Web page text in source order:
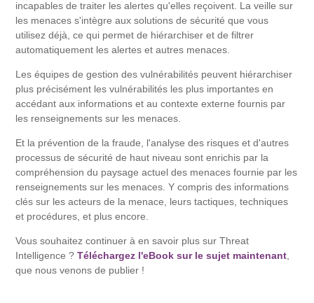
incapables de traiter les alertes qu'elles reçoivent. La veille sur
les menaces s'intègre aux solutions de sécurité que vous
utilisez déjà, ce qui permet de hiérarchiser et de filtrer
automatiquement les alertes et autres menaces.
Les équipes de gestion des vulnérabilités peuvent hiérarchiser
plus précisément les vulnérabilités les plus importantes en
accédant aux informations et au contexte externe fournis par
les renseignements sur les menaces.
Et la prévention de la fraude, l'analyse des risques et d'autres
processus de sécurité de haut niveau sont enrichis par la
compréhension du paysage actuel des menaces fournie par les
renseignements sur les menaces. Y compris des informations
clés sur les acteurs de la menace, leurs tactiques, techniques
et procédures, et plus encore.
Vous souhaitez continuer à en savoir plus sur Threat
Intelligence ?Téléchargez l'eBook sur le sujet maintenant
que nous venons de publier !